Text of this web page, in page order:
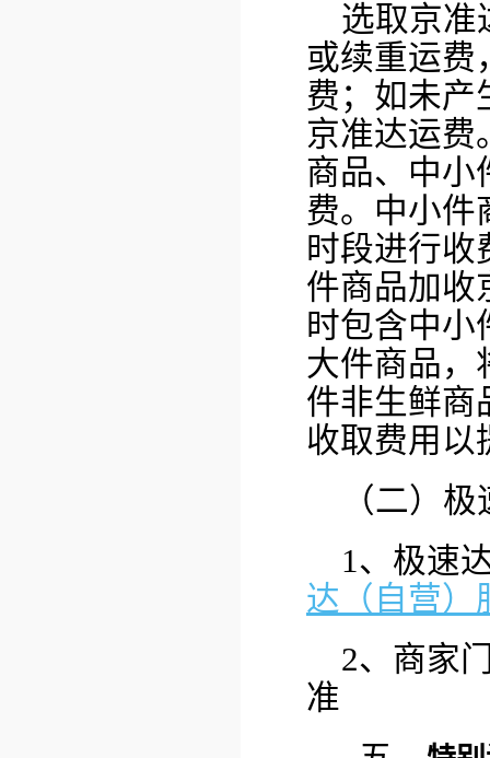
选取京准
或续重运费
费；如未产
京准达运费
商品、中小
费。中小件
时段进行收
件商品加收
时包含中小
大件商品，
件非生鲜商
收取费用以
（二）
1、极速
达（自营）
2、商家
准